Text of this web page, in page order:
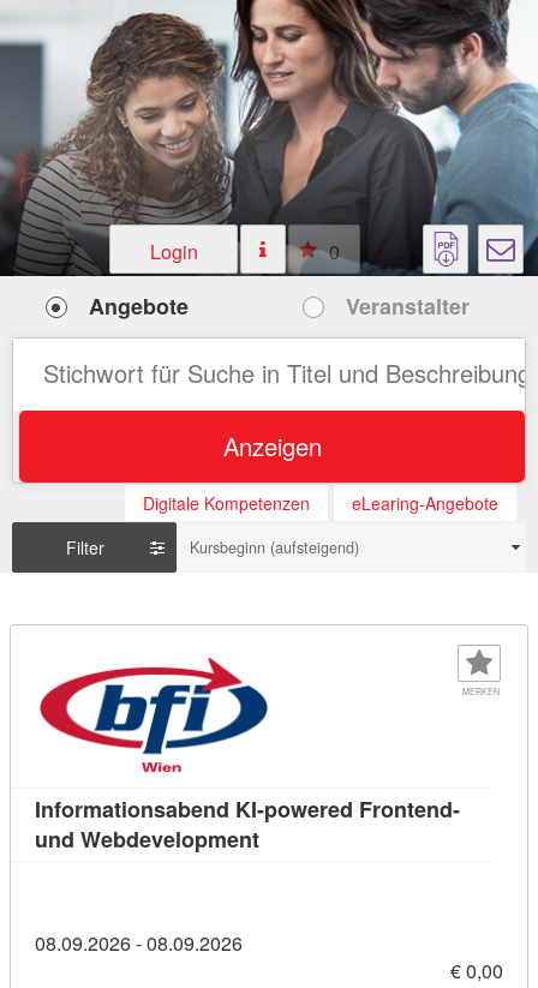
Login 0
Angebote Veranstalter
Anzeigen
Digitale Kompetenzen
eLearing-Angebote
Filter
Kursbeginn (aufsteigend)
MERKEN
Informationsabend KI-powered Frontend-
und WebdevelopmentKursdetail:
08.09.2026 - 08.09.2026
€ 0,00